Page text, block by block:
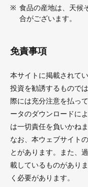
食品の産地は、天候
合がございます。
免責事項
本サイトに掲載されて
投資を勧誘するもので
際には充分注意を払っ
ータのダウンロードに
は一切責任を負いかね
なお、本ウェブサイト
とがあります。また、
載しているものがあり
く必要があります。